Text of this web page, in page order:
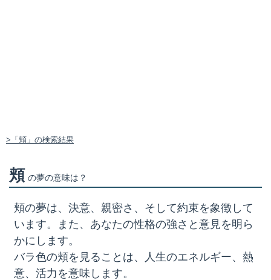
>「頬」の検索結果
頬 の夢の意味は？
頬の夢は、決意、親密さ、そして約束を象徴して
います。また、あなたの性格の強さと意見を明ら
かにします。
バラ色の頬を見ることは、人生のエネルギー、熱
意、活力を意味します。